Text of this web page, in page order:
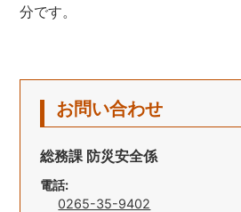
分です。
お問い合わせ
総務課 防災安全係
電話:
0265-35-9402